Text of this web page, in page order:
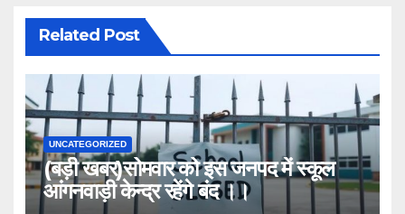
Related Post
UNCATEGORIZED
(बड़ी खबर)सोमवार को इस जनपद में स्कूल
आंगनवाड़ी केन्द्र रहेंगे बंद ।।